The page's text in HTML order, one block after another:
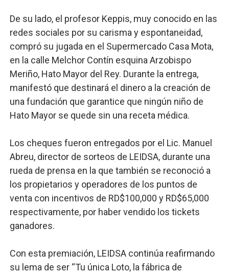
De su lado, el profesor Keppis, muy conocido en las
redes sociales por su carisma y espontaneidad,
compró su jugada en el Supermercado Casa Mota,
en la calle Melchor Contín esquina Arzobispo
Meriño, Hato Mayor del Rey. Durante la entrega,
manifestó que destinará el dinero a la creación de
una fundación que garantice que ningún niño de
Hato Mayor se quede sin una receta médica.
Los cheques fueron entregados por el Lic. Manuel
Abreu, director de sorteos de LEIDSA, durante una
rueda de prensa en la que también se reconoció a
los propietarios y operadores de los puntos de
venta con incentivos de RD$100,000 y RD$65,000
respectivamente, por haber vendido los tickets
ganadores.
Con esta premiación, LEIDSA continúa reafirmando
su lema de ser “Tu única Loto, la fábrica de